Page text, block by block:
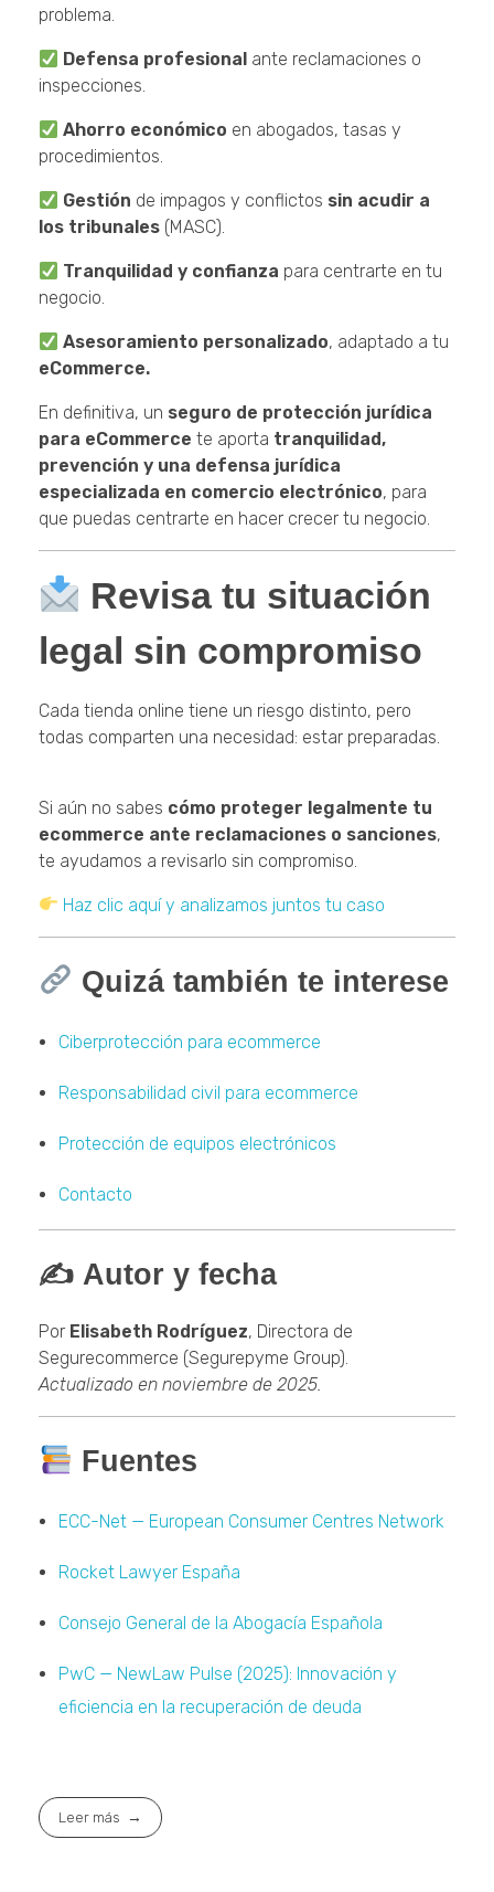
problema.
Defensa profesional ante reclamaciones o
inspecciones.
Ahorro económico en abogados, tasas y
procedimientos.
Gestión de impagos y conflictos sin acudir a
los tribunales (MASC).
Tranquilidad y confianza para centrarte en tu
negocio.
Asesoramiento personalizado, adaptado a tu
eCommerce.
En definitiva, un seguro de protección jurídica
para eCommerce te aporta tranquilidad,
prevención y una defensa jurídica
especializada en comercio electrónico, para
que puedas centrarte en hacer crecer tu negocio.
Revisa tu situación
legal sin compromiso
Cada tienda online tiene un riesgo distinto, pero
todas comparten una necesidad: estar preparadas.
Si aún no sabes cómo proteger legalmente tu
ecommerce ante reclamaciones o sanciones,
te ayudamos a revisarlo sin compromiso.
Haz clic aquí y analizamos juntos tu caso
Quizá también te interese
Ciberprotección para ecommerce
Responsabilidad civil para ecommerce
Protección de equipos electrónicos
Contacto
✍️ Autor y fecha
Por Elisabeth Rodríguez, Directora de
Segurecommerce (Segurepyme Group).
Actualizado en noviembre de 2025.
Fuentes
ECC-Net — European Consumer Centres Network
Rocket Lawyer España
Consejo General de la Abogacía Española
PwC — NewLaw Pulse (2025): Innovación y
eficiencia en la recuperación de deuda
Leer más